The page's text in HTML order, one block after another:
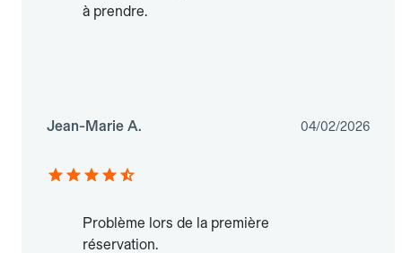
à prendre.
Jean-Marie A. 04/02/2026
Problème lors de la première
réservation.